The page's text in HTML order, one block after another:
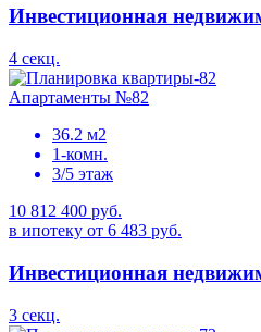
Инвестиционная
4 секц.
Апартаменты №82
36.2 м2
1-комн.
3/5 этаж
10 812 400 руб.
в ипотеку от 6 483 руб.
Инвестиционная
3 секц.